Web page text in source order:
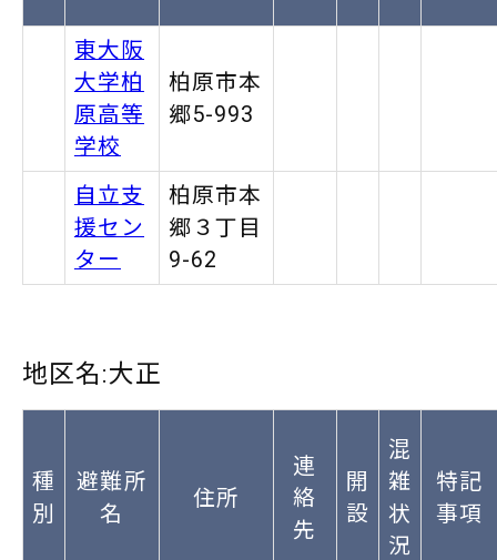
東大阪
大学柏
原高等
学校
柏原市本
郷5-993
自立支
援セン
ター
柏原市本
郷３丁目
9-62
地区名:大正
種
別
避難所
名
住所
連
絡
先
開
設
混
雑
状
況
特記
事項